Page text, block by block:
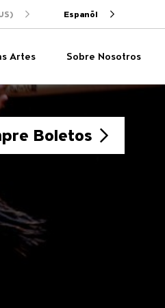
Espanõl
Artes Sobre Nosotros
Boletos